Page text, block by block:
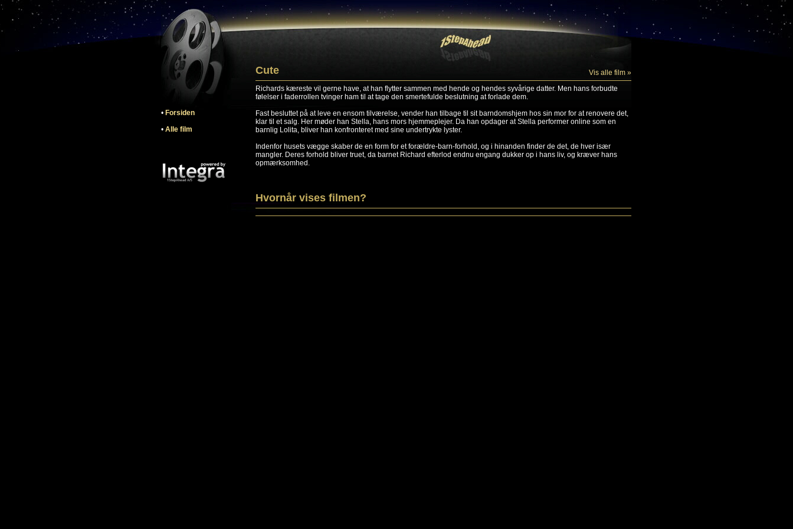
• Forsiden
• Alle film
Cute
Vis alle film »
Richards kæreste vil gerne have, at han flytter sammen med hende og hendes syvårige datter. Men hans forbudte
følelser i faderrollen tvinger ham til at tage den smertefulde beslutning at forlade dem.
Fast besluttet på at leve en ensom tilværelse, vender han tilbage til sit barndomshjem hos sin mor for at renovere det,
klar til et salg. Her møder han Stella, hans mors hjemmeplejer. Da han opdager at Stella performer online som en
barnlig Lolita, bliver han konfronteret med sine undertrykte lyster.
Indenfor husets vægge skaber de en form for et forældre-barn-forhold, og i hinanden finder de det, de hver især
mangler. Deres forhold bliver truet, da barnet Richard efterlod endnu engang dukker op i hans liv, og kræver hans
opmærksomhed.
Hvornår vises filmen?